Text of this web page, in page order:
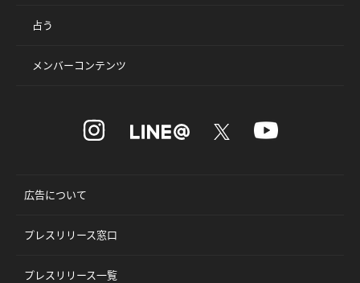
占う
メンバーコンテンツ
広告について
プレスリリース窓口
プレスリリース一覧